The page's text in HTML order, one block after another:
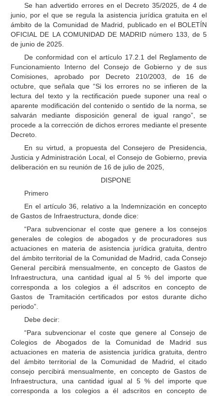
Se han advertido errores en el Decreto 35/2025, de 4 de
junio, por el que se regula la asistencia jurídica gratuita en el
ámbito de la Comunidad de Madrid, publicado en el BOLETÍN
OFICIAL DE LA COMUNIDAD DE MADRID número 133, de 5
de junio de 2025.
De conformidad con el artículo 17.2.1 del Reglamento de
Funcionamiento Interno del Consejo de Gobierno y de sus
Comisiones, aprobado por Decreto 210/2003, de 16 de
octubre, que señala que “Si los errores no se infieren de la
lectura del texto y la rectificación puede suponer una real o
aparente modificación del contenido o sentido de la norma, se
salvarán mediante disposición general de igual rango”, se
procede a la corrección de dichos errores mediante el presente
Decreto.
En su virtud, a propuesta del Consejero de Presidencia,
Justicia y Administración Local, el Consejo de Gobierno, previa
deliberación en su reunión de 16 de julio de 2025,
DISPONE
Primero
En el artículo 36, relativo a la Indemnización en concepto
de Gastos de Infraestructura, donde dice:
“Para subvencionar el coste que genere a los consejos
generales de colegios de abogados y de procuradores sus
actuaciones en materia de asistencia jurídica gratuita, dentro
del ámbito territorial de la Comunidad de Madrid, cada Consejo
General percibirá mensualmente, en concepto de Gastos de
Infraestructura, una cantidad igual al 5 % del importe que
corresponda a los colegios a él adscritos en concepto de
Gastos de Tramitación certificados por estos durante dicho
periodo”.
Debe decir:
“Para subvencionar el coste que genere al Consejo de
Colegios de Abogados de la Comunidad de Madrid sus
actuaciones en materia de asistencia jurídica gratuita, dentro
del ámbito territorial de la Comunidad de Madrid, el citado
consejo percibirá mensualmente, en concepto de Gastos de
Infraestructura, una cantidad igual al 5 % del importe que
corresponda a los colegios a él adscritos en concepto de